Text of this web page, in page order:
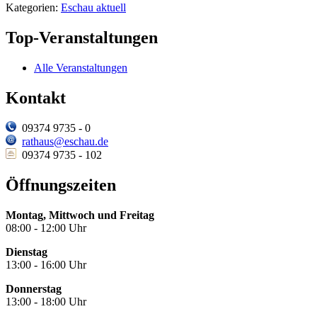
Kategorien: Eschau aktuell
Top-Veranstaltungen
Alle Veranstaltungen
Kontakt
09374 9735 - 0
rathaus@eschau.de
09374 9735 - 102
Öffnungszeiten
Montag, Mittwoch und Freitag
08:00 - 12:00 Uhr
Dienstag
13:00 - 16:00 Uhr
Donnerstag
13:00 - 18:00 Uhr